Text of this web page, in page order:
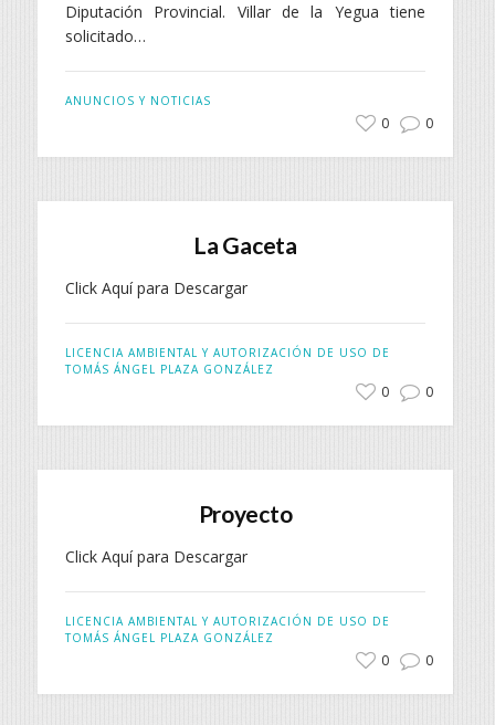
Diputación Provincial. Villar de la Yegua tiene
solicitado…
ANUNCIOS Y NOTICIAS
0 0
La Gaceta
Click Aquí para Descargar
LICENCIA AMBIENTAL Y AUTORIZACIÓN DE USO DE
TOMÁS ÁNGEL PLAZA GONZÁLEZ
0 0
Proyecto
Click Aquí para Descargar
LICENCIA AMBIENTAL Y AUTORIZACIÓN DE USO DE
TOMÁS ÁNGEL PLAZA GONZÁLEZ
0 0